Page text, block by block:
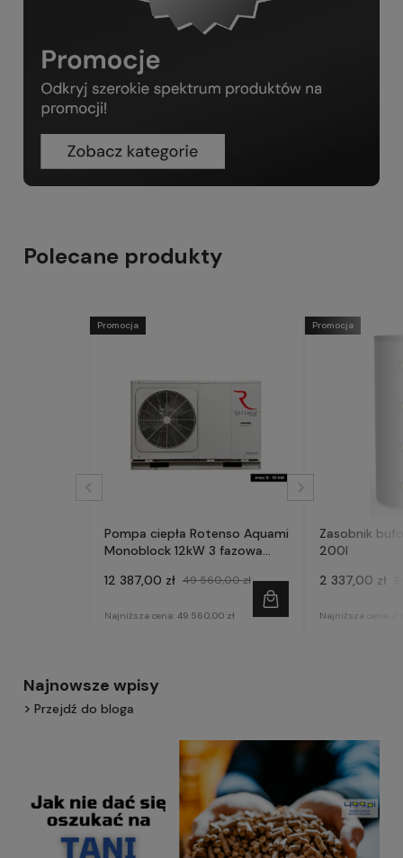
Polecane produkty
Pompa ciepła Rotenso Aquami
Monoblock 12kW 3 fazowa
12 387,00 zł 49 560,00 zł
Najniższa cena: 49 560,00 zł
Promocja
Zasobnik
200l
2 337,00 zł
Najniższa cena:
Promocja
Najnowsze wpisy
Przejdź do bloga